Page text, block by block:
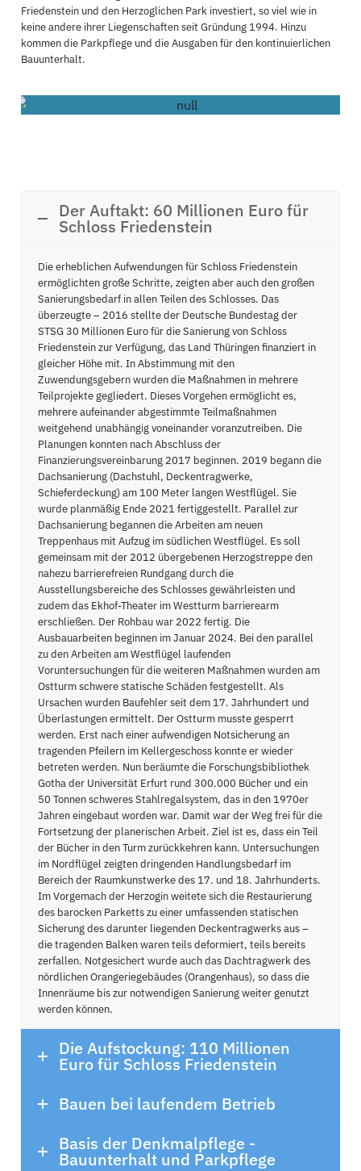
Friedenstein und den Herzoglichen Park investiert, so viel wie in
keine andere ihrer Liegenschaften seit Gründung 1994. Hinzu
kommen die Parkpflege und die Ausgaben für den kontinuierlichen
Bauunterhalt.
Der Auftakt: 60 Millionen Euro für
Schloss Friedenstein
Die erheblichen Aufwendungen für Schloss Friedenstein
ermöglichten große Schritte, zeigten aber auch den großen
Sanierungsbedarf in allen Teilen des Schlosses. Das
überzeugte – 2016 stellte der Deutsche Bundestag der
STSG 30 Millionen Euro für die Sanierung von Schloss
Friedenstein zur Verfügung, das Land Thüringen finanziert in
gleicher Höhe mit. In Abstimmung mit den
Zuwendungsgebern wurden die Maßnahmen in mehrere
Teilprojekte gegliedert. Dieses Vorgehen ermöglicht es,
mehrere aufeinander abgestimmte Teilmaßnahmen
weitgehend unabhängig voneinander voranzutreiben. Die
Planungen konnten nach Abschluss der
Finanzierungsvereinbarung 2017 beginnen. 2019 begann die
Dachsanierung (Dachstuhl, Deckentragwerke,
Schieferdeckung) am 100 Meter langen Westflügel. Sie
wurde planmäßig Ende 2021 fertiggestellt. Parallel zur
Dachsanierung begannen die Arbeiten am neuen
Treppenhaus mit Aufzug im südlichen Westflügel. Es soll
gemeinsam mit der 2012 übergebenen Herzogstreppe den
nahezu barrierefreien Rundgang durch die
Ausstellungsbereiche des Schlosses gewährleisten und
zudem das Ekhof-Theater im Westturm barrierearm
erschließen. Der Rohbau war 2022 fertig. Die
Ausbauarbeiten beginnen im Januar 2024. Bei den parallel
zu den Arbeiten am Westflügel laufenden
Voruntersuchungen für die weiteren Maßnahmen wurden am
Ostturm schwere statische Schäden festgestellt. Als
Ursachen wurden Baufehler seit dem 17. Jahrhundert und
Überlastungen ermittelt. Der Ostturm musste gesperrt
werden. Erst nach einer aufwendigen Notsicherung an
tragenden Pfeilern im Kellergeschoss konnte er wieder
betreten werden. Nun beräumte die Forschungsbibliothek
Gotha der Universität Erfurt rund 300.000 Bücher und ein
50 Tonnen schweres Stahlregalsystem, das in den 1970er
Jahren eingebaut worden war. Damit war der Weg frei für die
Fortsetzung der planerischen Arbeit. Ziel ist es, dass ein Teil
der Bücher in den Turm zurückkehren kann. Untersuchungen
im Nordflügel zeigten dringenden Handlungsbedarf im
Bereich der Raumkunstwerke des 17. und 18. Jahrhunderts.
Im Vorgemach der Herzogin weitete sich die Restaurierung
des barocken Parketts zu einer umfassenden statischen
Sicherung des darunter liegenden Deckentragwerks aus –
die tragenden Balken waren teils deformiert, teils bereits
zerfallen. Notgesichert wurde auch das Dachtragwerk des
nördlichen Orangeriegebäudes (Orangenhaus), so dass die
Innenräume bis zur notwendigen Sanierung weiter genutzt
werden können.
Die Aufstockung: 110 Millionen
Euro für Schloss Friedenstein
Bauen bei laufendem Betrieb
Basis der Denkmalpflege -
Bauunterhalt und Parkpflege